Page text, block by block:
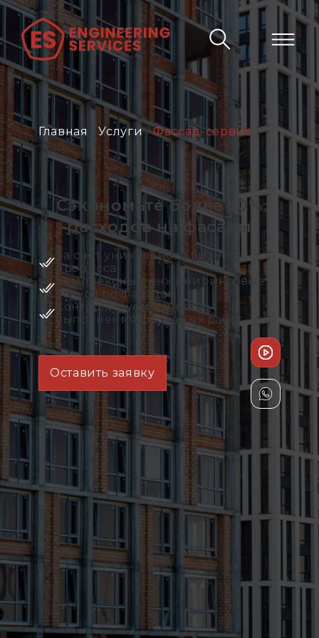
Главная /Услуги/Фассад-сервис
Сэкономьте более 50%
расходов на фасады
За счет уникального бизнес
процесса
Комплексные инжиниринговые
услуги по фасадам
Контролируем качество
выполнения фасадных работ
Оставить заявку
Застройщики, с другими
подрядчиками по технадзору
фасадов потратили за 6 месяцев
2.45 млрд. сум
на устранение недочетов
Наши клиенты по технадзору
фасадов потратили за 6 месяцев
1 млрд. сум
на устранение недочетов